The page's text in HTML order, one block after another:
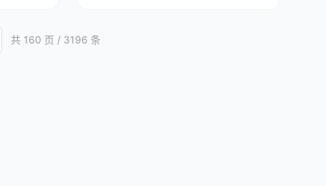
共 160 页 / 3196 条